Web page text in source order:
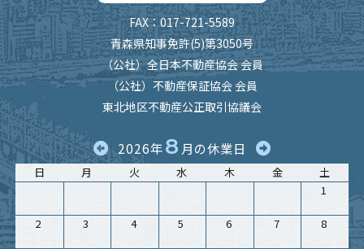
FAX：017-721-5589
青森県知事免許(5)第3050号
（公社）全日本不動産協会 会員
（公社）不動産保証協会 会員
東北地区不動産公正取引協議会
2026年8 月の休業日
日 月 火 水 木 金
土
1
2 3 4 5 6 7 8